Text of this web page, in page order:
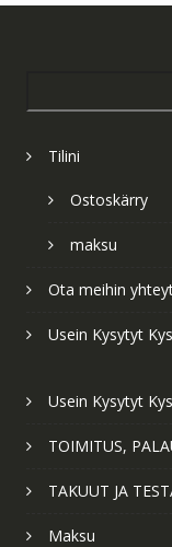
Tilini
Ostoskärry
maksu
Ota meihin
Usein Kysytyt
Usein Kysytyt
TOIMITUS,
TAKUUT JA
Maksu